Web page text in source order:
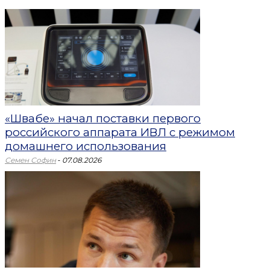
«Швабе» начал поставки первого
российского аппарата ИВЛ с режимом
домашнего использования
Семен Софин - 07.08.2026